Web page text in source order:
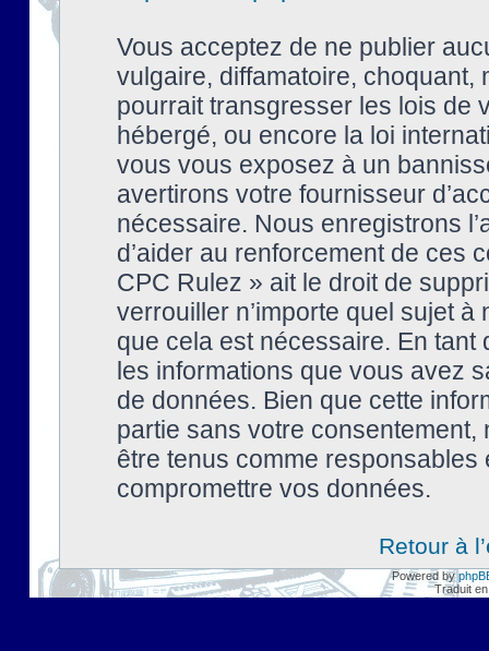
Vous acceptez de ne publier
vulgaire, diffamatoire, choquant,
pourrait transgresser les lois de
hébergé, ou encore la loi
vous vous exposez à un
avertirons votre fournisseur
nécessaire. Nous enregistrons
d’aider au renforcement de ces
CPC Rulez » ait le droit de
verrouiller n’importe quel sujet à
que cela est nécessaire. En tant
les informations que vous avez
de données. Bien que cette
partie sans votre
être tenus comme
compromettre vos données.
Retour à
Powered by
Traduit